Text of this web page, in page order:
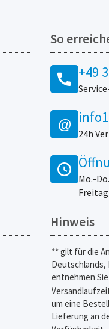
So
+49
@
24h
Mo.-
Freitag
Hinweis
** gilt für die
entnehmen
um eine
Lieferung an